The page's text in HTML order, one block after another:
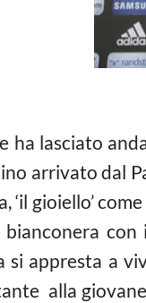
ha lasciato
arrivato dal
‘il gioiello’
bianconera
si appresta a
alla